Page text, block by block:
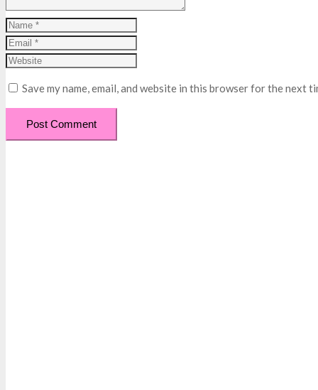
Save my name, email, and website in this browser for the next
Post Comment